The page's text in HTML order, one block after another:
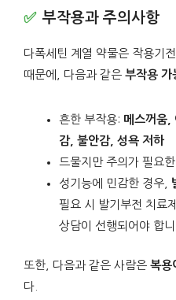
부작용과 주의사항
다폭세틴 계열 약물은 작용기
때문에, 다음과 같은 부작용 가
흔한 부작용: 메스꺼움,
감, 불안감, 성욕 저하
드물지만 주의가 필요
성기능에 민감한 경우,
필요 시 발기부전 치료
상담이 선행되어야 합니
또한, 다음과 같은 사람은 복용
다.